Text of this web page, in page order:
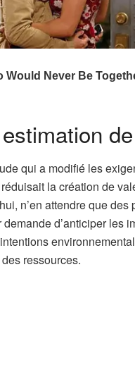
é
à
n
s
o
n
é
s
qui a modifié les
la création de
n’en attendre que
d’anticiper les
ressources.